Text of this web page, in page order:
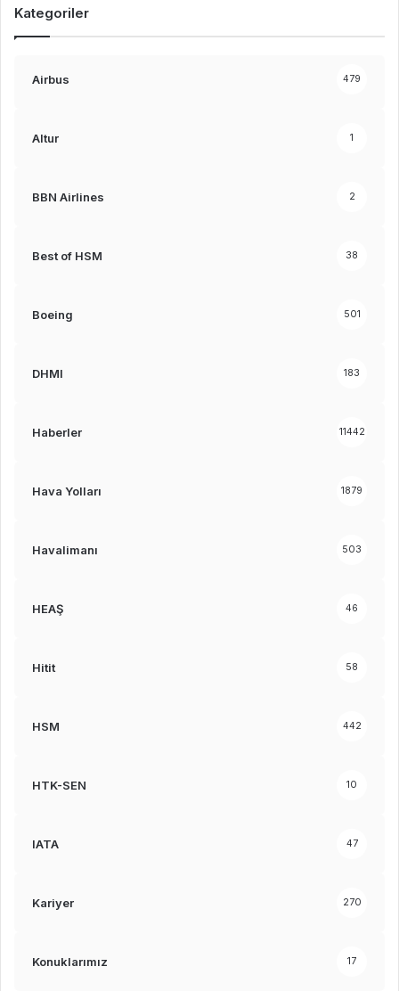
Kategoriler
Airbus 479
Altur 1
BBN Airlines 2
Best of HSM 38
Boeing 501
DHMI 183
Haberler 11442
Hava Yolları 1879
Havalimanı 503
HEAŞ 46
Hitit 58
HSM 442
HTK-SEN 10
IATA 47
Kariyer 270
Konuklarımız 17